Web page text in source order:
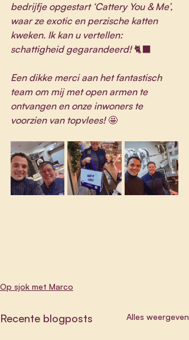
bedrijfje opgestart ‘Cattery You & Me’,
waar ze exotic en perzische katten
kweken. Ik kan u vertellen:
schattigheid gegarandeerd! 🐈‍⬛
Een dikke merci aan het fantastisch
team om mij met open armen te
ontvangen en onze inwoners te
voorzien van topvlees! 🤩
Op sjok met Marco
Recente blogposts Alles weergeven